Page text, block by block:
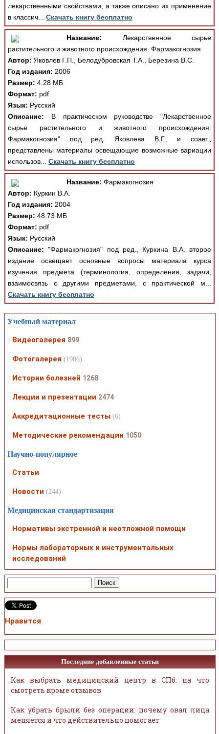
лекарственными свойствами, а также описано их применение
в классич... Скачать книгу бесплатно
Название: Лекарственное сырье
растительного и животного происхождения. Фармакогнозия
Автор: Яковлев Г.П., Белодубровская Т.А., Березина В.С.
Год издания: 2006
Размер: 4.28 МБ
Формат: pdf
Язык: Русский
Описание: В практическом руководстве "Лекарственное
сырье растительного и животного происхождения.
Фармакогнозия" под ред. Яковлева В.Г., и соавт.,
представлены материалы освещающие возможные вариации
использов... Скачать книгу бесплатно
Название: Фармакогнозия
Автор: Куркин В.А.
Год издания: 2004
Размер: 48.73 МБ
Формат: pdf
Язык: Русский
Описание: "Фармакогнозия" под ред., Куркина В.А. второе
издание освещает основные вопросы материала курса
изучения предмета (терминология, определения, задачи,
взаимосвязь с другими предметами, с практической м...
Скачать книгу бесплатно
Учебный материал
Видеогалерея 899
Фотогалерея (1906)
Истории болезней 1268
Лекции и презентации 2474
Аккредитационные тесты (6)
Методические рекомендации 1050
Научно-популярное
Статьи
Новости (244)
Медицинская стандартизация
Нормативы экстренной и неотложной помощи
Нормы лабораторных и инструментальных
исследований
Нравится
Последние добавленные статьи
Как выбрать медицинский центр в СПб: на что
смотреть кроме отзывов
Как убрать брыли без операции: почему овал лица
меняется и что действительно помогает